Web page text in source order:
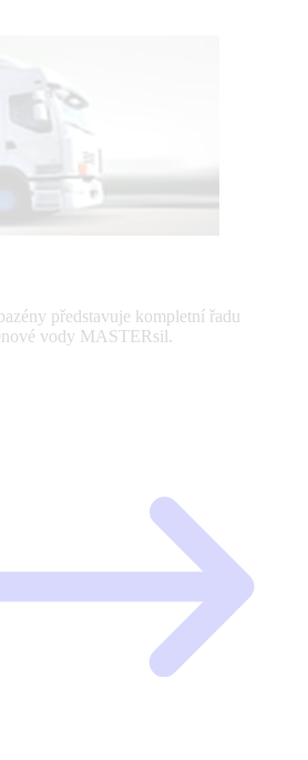
představuje kompletní řadu
vody MASTERsil.